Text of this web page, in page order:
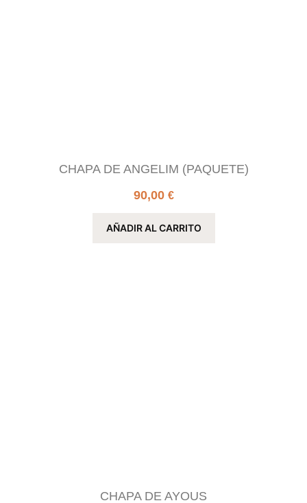
CHAPA DE ANGELIM (PAQUETE)
90,00 €
AÑADIR AL CARRITO
CHAPA DE AYOUS